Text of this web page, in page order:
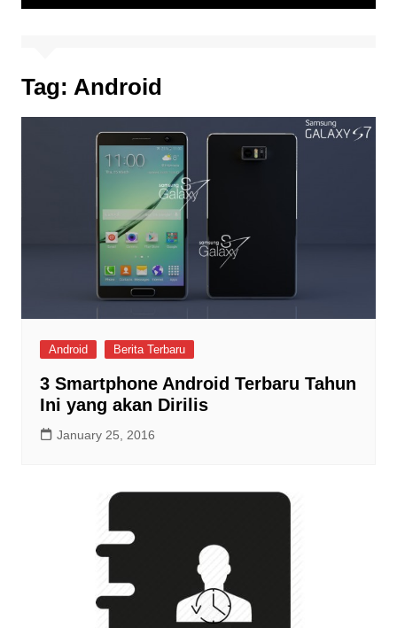
Tag: Android
Android Berita Terbaru
3 Smartphone Android Terbaru Tahun
Ini yang akan Dirilis
January 25, 2016